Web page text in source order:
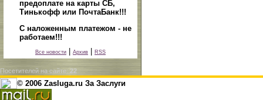
предоплате на карты СБ,
Тинькофф или ПочтаБанк!!!
С наложенным платежом - не
работаем!!!
Все новости Архив RSS
Посетителей на сайте: 22
© 2006 Zasluga.ru За Заслуги